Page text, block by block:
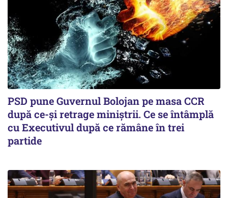
PSD pune Guvernul Bolojan pe masa CCR
după ce-și retrage miniștrii. Ce se întâmplă
cu Executivul după ce rămâne în trei
partide